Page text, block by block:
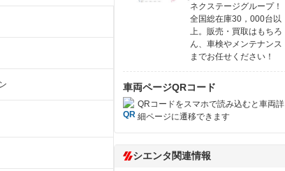
ネクステージグループ！
全国総在庫30，000台以
上。販売・買取はもちろ
ん、車検やメンテナンス
までお任せください！
車両ページQRコード
QRコードをスマホで読み込むと車両詳
細ページに遷移できます
シエンタ関連情報